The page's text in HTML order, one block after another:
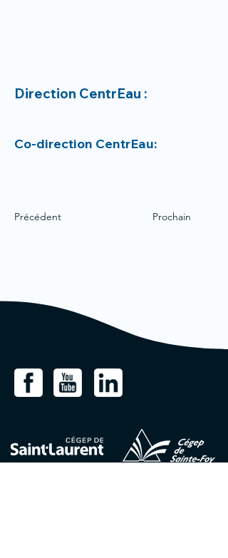
Direction CentrEau :
Co-direction CentrEau:
Précédent Prochain